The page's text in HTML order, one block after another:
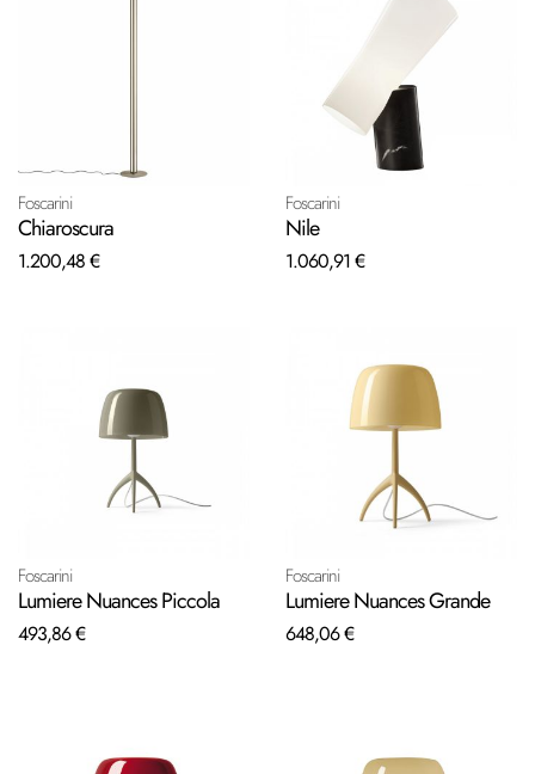
Foscarini
Chiaroscura
1.200,48 €
Foscarini
Nile
1.060,91 €
Foscarini
Lumiere Nuances Piccola
493,86 €
Foscarini
Lumiere Nuances Grande
648,06 €